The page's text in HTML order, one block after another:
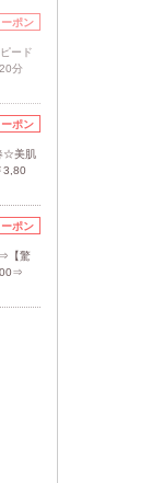
ポン
ード
分
ポン
☆美肌
3,80
ポン
【驚